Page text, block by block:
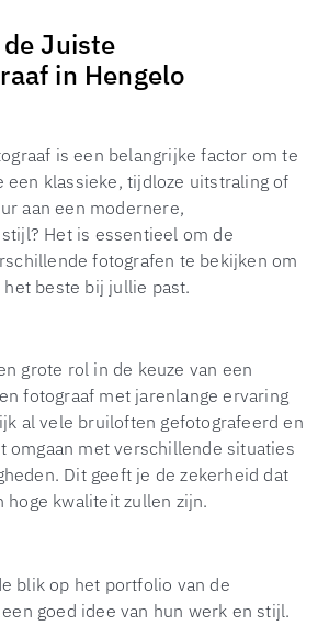
Juiste
in Hengelo
is een belangrijke factor om te
een klassieke, tijdloze uitstraling of
aan een modernere,
Het is essentieel om de
fotografen te bekijken om
beste bij jullie past.
grote rol in de keuze van een
fotograaf met jarenlange ervaring
al vele bruiloften gefotografeerd en
omgaan met verschillende situaties
Dit geeft je de zekerheid dat
hoge kwaliteit zullen zijn.
blik op het portfolio van de
goed idee van hun werk en stijl.